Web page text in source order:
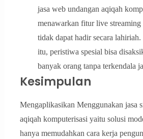
jasa web undangan aqiqah
menawarkan fitur live
tidak dapat hadir secara
itu, peristiwa spesial bisa
banyak orang tanpa terkendala
Kesimpulan
Mengaplikasikan Menggunakan jasa
aqiqah komputerisasi yaitu solusi
hanya memudahkan cara kerja